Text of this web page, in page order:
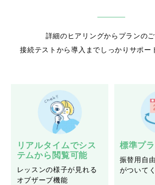
詳細のヒアリングからプランのご
接続テストから導入までしっかりサポー
リアルタイムでシス
テムから閲覧可能
レッスンの様子が見れる
オブザーブ機能
標準プ
振替用自
がついて